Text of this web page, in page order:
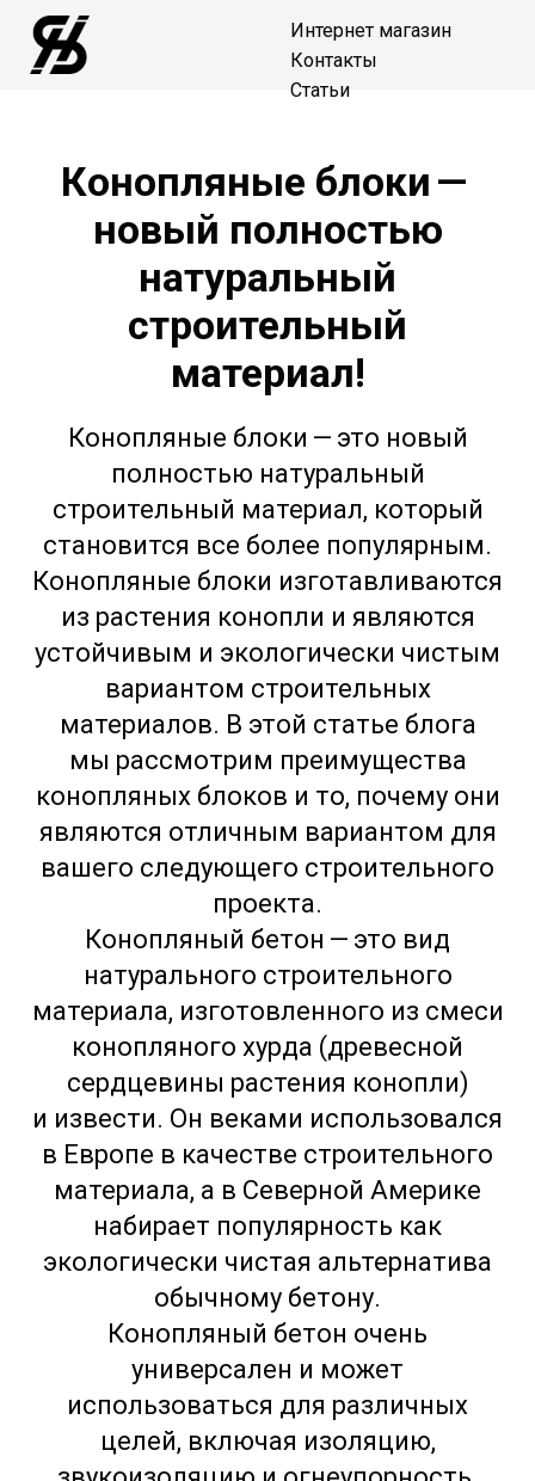
Интернет магазин
Контакты
Статьи
Конопляные блоки —
новый полностью
натуральный
строительный
материал!
Конопляные блоки — это новый
полностью натуральный
строительный материал, который
становится все более популярным.
Конопляные блоки изготавливаются
из растения конопли и являются
устойчивым и экологически чистым
вариантом строительных
материалов. В этой статье блога
мы рассмотрим преимущества
конопляных блоков и то, почему они
являются отличным вариантом для
вашего следующего строительного
проекта.
Конопляный бетон — это вид
натурального строительного
материала, изготовленного из смеси
конопляного хурда (древесной
сердцевины растения конопли)
и извести. Он веками использовался
в Европе в качестве строительного
материала, а в Северной Америке
набирает популярность как
экологически чистая альтернатива
обычному бетону.
Конопляный бетон очень
универсален и может
использоваться для различных
целей, включая изоляцию,